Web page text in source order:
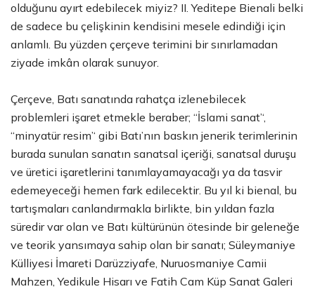
olduğunu ayırt edebilecek miyiz? II. Yeditepe Bienali belki
de sadece bu çelişkinin kendisini mesele edindiği için
anlamlı. Bu yüzden çerçeve terimini bir sınırlamadan
ziyade imkân olarak sunuyor.
Çerçeve, Batı sanatında rahatça izlenebilecek
problemleri işaret etmekle beraber; ‘‘İslami sanat’‘,
‘‘minyatür resim’‘ gibi Batı’nın baskın jenerik terimlerinin
burada sunulan sanatın sanatsal içeriği, sanatsal duruşu
ve üretici işaretlerini tanımlayamayacağı ya da tasvir
edemeyeceği hemen fark edilecektir. Bu yıl ki bienal, bu
tartışmaları canlandırmakla birlikte, bin yıldan fazla
süredir var olan ve Batı kültürünün ötesinde bir geleneğe
ve teorik yansımaya sahip olan bir sanatı; Süleymaniye
Külliyesi İmareti Darüzziyafe, Nuruosmaniye Camii
Mahzen, Yedikule Hisarı ve Fatih Cam Küp Sanat Galeri